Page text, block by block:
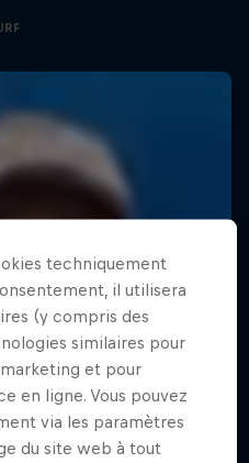
techniquement
il utilisera
(y compris des
similaires pour
et pour
en ligne. Vous pouvez
via les paramètres
du site web à tout